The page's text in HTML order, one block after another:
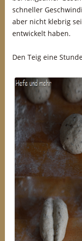
schneller
aber nicht klebrig
entwickelt haben.
Den Teig eine